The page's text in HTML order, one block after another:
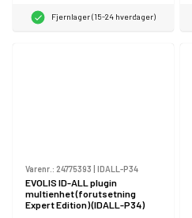
Fjernlager (15-24 hverdager)
Varenr.: 24775393 IDALL-P34
EVOLIS ID-ALL plugin
multienhet (forutsetning
Expert Edition) (IDALL-P34)